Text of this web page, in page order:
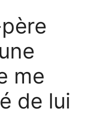
me
de lui